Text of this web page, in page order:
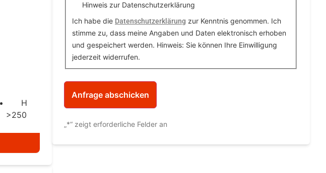
H
>250
„*“ zeigt erforderliche Felder an
Hinweis zur Datenschutzerklärung
Ich habe die Datenschutzerklärung zur Kenntnis genommen. Ich
stimme zu, dass meine Angaben und Daten elektronisch erhoben
und gespeichert werden. Hinweis: Sie können Ihre Einwilligung
jederzeit widerrufen.